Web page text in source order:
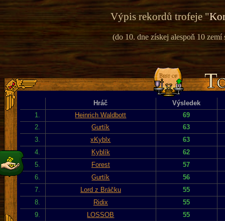
Výpis rekordů trofeje "
(do 10. dne získej alespoň 10
Hráč
Výsledek
1.
Heinrich Waldbott
69
2.
Gurtík
63
3.
xKyblx
63
4.
Kyblík
62
5.
Forest
57
6.
Gurtík
56
7.
Lord z Bráčku
55
8.
Ridix
55
9.
LOSSOB
55